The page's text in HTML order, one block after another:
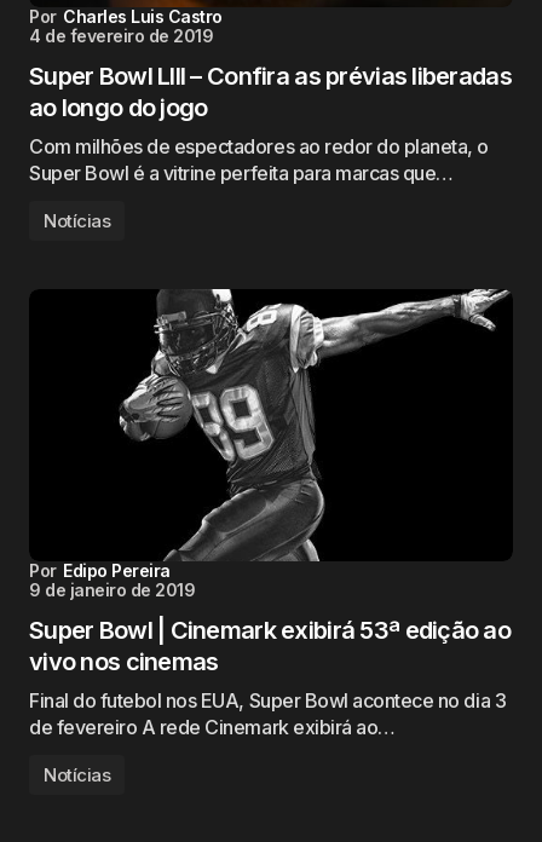
Por Charles Luis Castro
4 de fevereiro de 2019
Super Bowl LIII – Confira as prévias liberadas
ao longo do jogo
Com milhões de espectadores ao redor do planeta, o
Super Bowl é a vitrine perfeita para marcas que…
Notícias
Por Edipo Pereira
9 de janeiro de 2019
Super Bowl | Cinemark exibirá 53ª edição ao
vivo nos cinemas
Final do futebol nos EUA, Super Bowl acontece no dia 3
de fevereiro A rede Cinemark exibirá ao…
Notícias